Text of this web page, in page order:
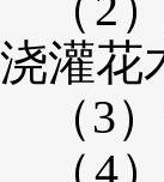
浇灌花
（3
（4